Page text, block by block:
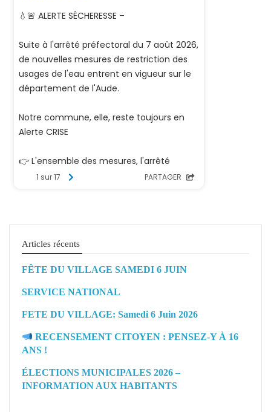
Articles récents
FÊTE DU VILLAGE SAMEDI 6 JUIN
SERVICE NATIONAL
FETE DU VILLAGE: Samedi 6 Juin 2026
RECENSEMENT CITOYEN : PENSEZ-Y À 16
ANS !
ÉLECTIONS MUNICIPALES 2026 –
INFORMATION AUX HABITANTS